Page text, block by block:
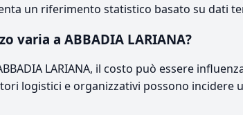
un riferimento statistico basato su dati
varia a ABBADIA LARIANA?
LARIANA, il costo può essere
logistici e organizzativi possono incidere